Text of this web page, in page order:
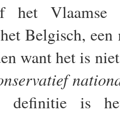
het Vlaamse
Belgisch,
want het is
definitie is